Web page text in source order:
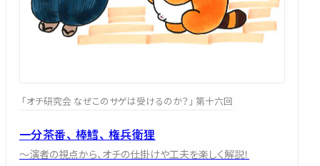
「オチ研究会 なぜこのサゲは受けるのか？」 第十六回
一分茶番、 棒鱈、 権兵衛狸
～演者の視点から、オチの仕掛けや工夫を楽しく解説！